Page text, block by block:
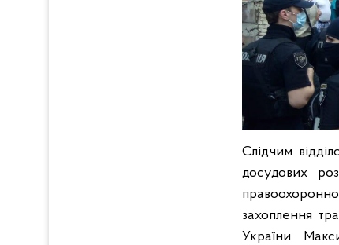
Слідчим
досудових
захоплення
України.